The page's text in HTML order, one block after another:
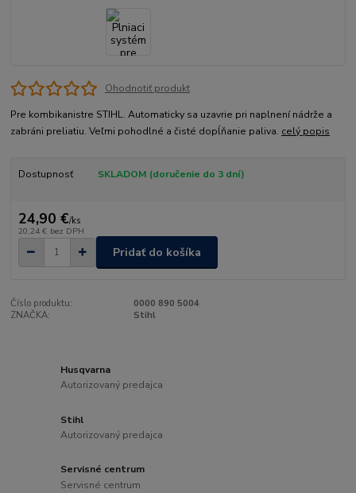
Ohodnotiť produkt
Pre kombikanistre STIHL. Automaticky sa uzavrie pri naplnení nádrže a
zabráni preliatiu. Veľmi pohodlné a čisté dopĺňanie paliva. celý popis
Dostupnosť SKLADOM (doručenie do 3 dní)
24,90 €/ks
20,24 € bez DPH
Pridať do košíka
Číslo produktu:
0000 890 5004
ZNAČKA:
Stihl
Husqvarna
Autorizovaný predajca
Stihl
Autorizovaný predajca
Servisné centrum
Servisné centrum